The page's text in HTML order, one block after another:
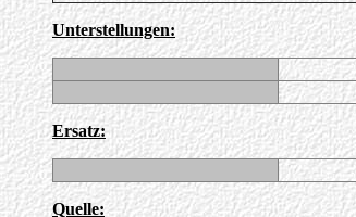
Unterstellungen:
Ersatz:
Quelle: